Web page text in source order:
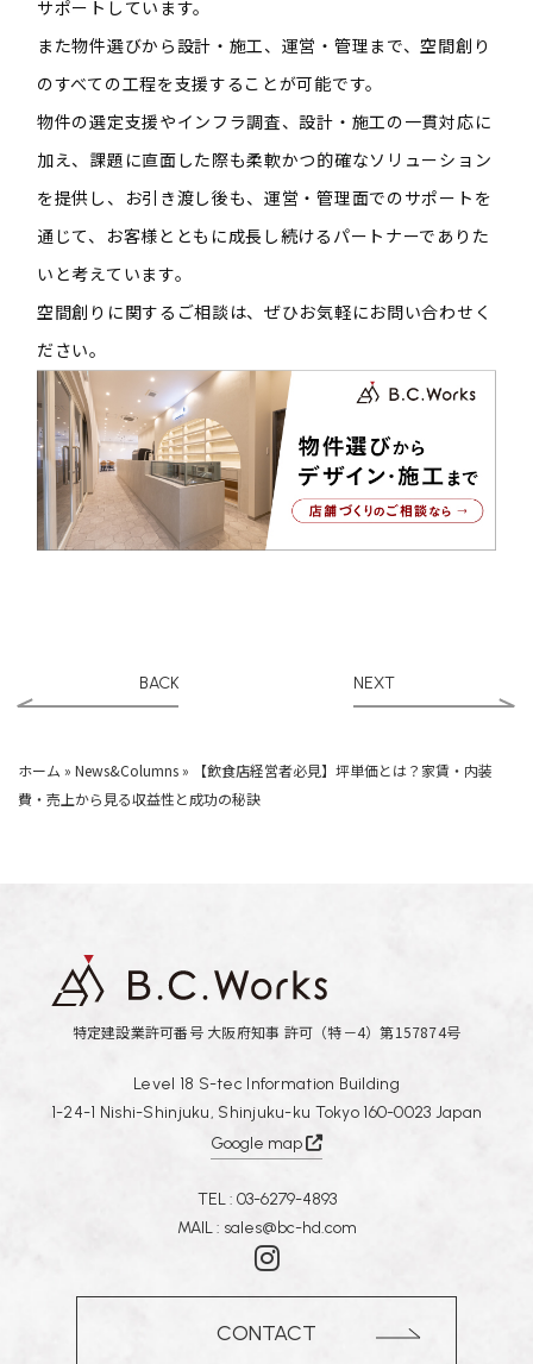
サポートしています。
また物件選びから設計・施工、運営・管理まで、空間創り
のすべての工程を支援することが可能です。
物件の選定支援やインフラ調査、設計・施工の一貫対応に
加え、課題に直面した際も柔軟かつ的確なソリューション
を提供し、お引き渡し後も、運営・管理面でのサポートを
通じて、お客様とともに成長し続けるパートナーでありた
いと考えています。
空間創りに関するご相談は、ぜひお気軽にお問い合わせく
ださい。
BACK NEXT
ホーム » News&Columns »
【飲食店経営者必見】坪単価とは？家賃・内装
費・売上から見る収益性と成功の秘訣
特定建設業許可番号 大阪府知事 許可（特－4）第157874号
Level 18 S-tec Information Building
1-24-1 Nishi-Shinjuku, Shinjuku-ku Tokyo 160-0023 Japan
Google map
TEL : 03-6279-4893
MAIL : sales@bc-hd.com
CONTACT